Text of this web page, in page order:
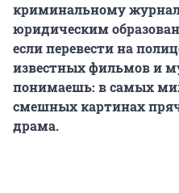
криминальному
юридическим
если перевести на
известных фильмов и
понимаешь: в самых
смешных картинах
драма.